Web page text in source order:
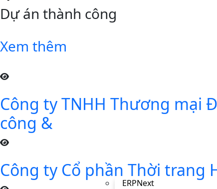
ERPNext
Dự án thành công
Xem thêm
Công ty TNHH Thương mại
công &
Công ty Cổ phần Thời trang